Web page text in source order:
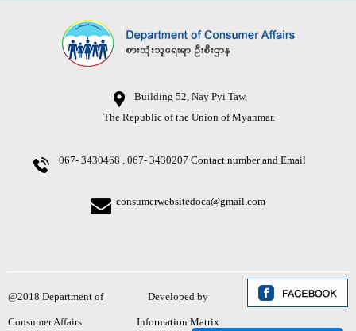
Building 52, Nay Pyi Taw,
The Republic of the Union of Myanmar.
067- 3430468 , 067- 3430207 Contact number and Email
consumerwebsitedoca@gmail.com
@2018 Department of
Consumer Affairs
Developed by
Information Matrix